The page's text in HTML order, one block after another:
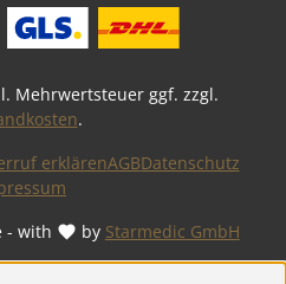
Mehrwertsteuer ggf. zzgl.
.
- with by Starmedic GmbH
erklärenAGBDatenschutz